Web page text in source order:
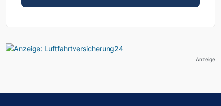
Anzeige